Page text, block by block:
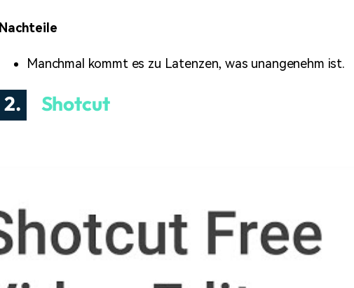
Nachteile
Manchmal kommt es zu Latenzen, was unangenehm ist.
2. Shotcut